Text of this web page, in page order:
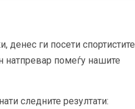
денес ги посети спортистите
натпревар помеѓу нашите
следните резултати: